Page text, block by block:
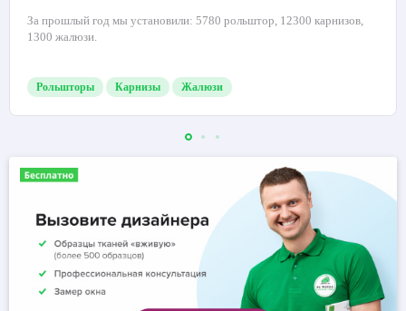
За прошлый год мы установили: 5780 рольштор, 12300 карнизов,
1300 жалюзи.
Рольшторы Карнизы Жалюзи